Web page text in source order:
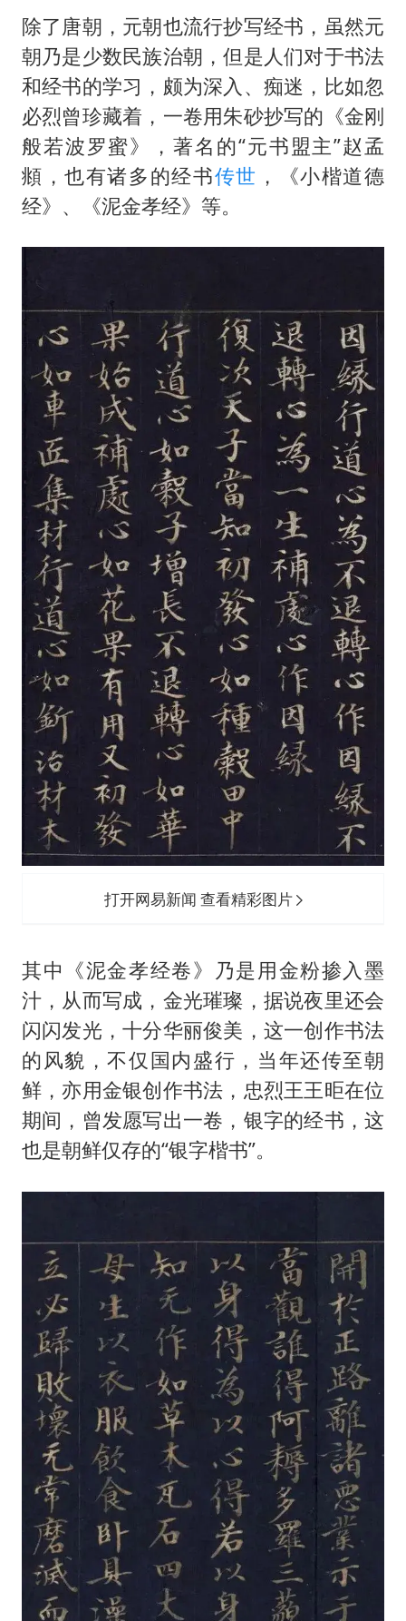
除了唐朝，元朝也流行抄写经书，虽然元
朝乃是少数民族治朝，但是人们对于书法
和经书的学习，颇为深入、痴迷，比如忽
必烈曾珍藏着，一卷用朱砂抄写的《金刚
般若波罗蜜》，著名的“元书盟主”赵孟
頫 ，也有诸多的经书传世 ，《小楷道德
经》、《泥金孝经》等。
打开网易新闻 查看精彩图片
其中《泥金孝经卷》乃是用金粉掺入墨
汁，从而写成，金光璀璨，据说夜里还会
闪闪发光，十分华丽俊美，这一创作书法
的风貌，不仅国内盛行，当年还传至朝
鲜，亦用金银创作书法，忠烈王王昛在位
期间，曾发愿写出一卷，银字的经书，这
也是朝鲜仅存的“银字楷书”。